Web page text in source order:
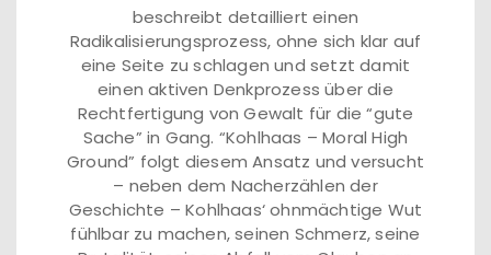
beschreibt detailliert einen
Radikalisierungsprozess, ohne sich klar auf
eine Seite zu schlagen und setzt damit
einen aktiven Denkprozess über die
Rechtfertigung von Gewalt für die “gute
Sache” in Gang. “Kohlhaas – Moral High
Ground” folgt diesem Ansatz und versucht
– neben dem Nacherzählen der
Geschichte – Kohlhaas‘ ohnmächtige Wut
fühlbar zu machen, seinen Schmerz, seine